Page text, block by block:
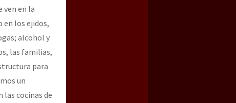
ven en la
en los ejidos,
alcohol y
las familias,
para
un
cocinas de